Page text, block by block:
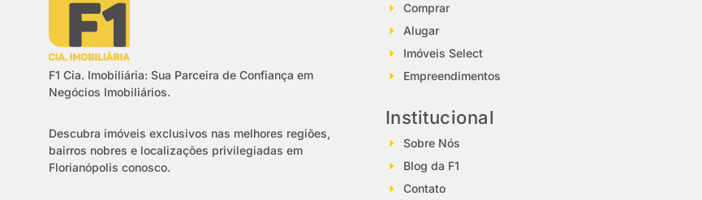
F1 Cia. Imobiliária: Sua Parceira de Confiança em
Negócios Imobiliários.
Descubra imóveis exclusivos nas melhores regiões,
bairros nobres e localizações privilegiadas em
Florianópolis conosco.
Comprar
Alugar
Imóveis Select
Empreendimentos
Institucional
Sobre Nós
Blog da F1
Contato